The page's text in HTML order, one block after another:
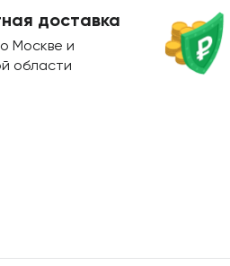
доставка
Москве и
области